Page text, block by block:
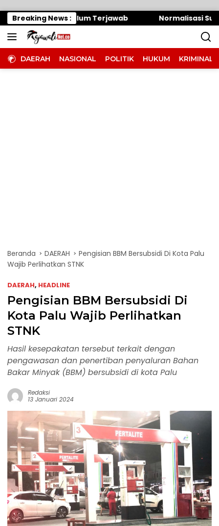
Breaking News :
Panitera Belum Terjawab Normalisasi Sungai
DAERAH NASIONAL POLITIK HUKUM KRIMINAL
Beranda DAERAH
Pengisian BBM Bersubsidi Di Kota Palu
Wajib Perlihatkan STNK
DAERAH, HEADLINE
Pengisian BBM Bersubsidi Di
Kota Palu Wajib Perlihatkan
STNK
Hasil kesepakatan tersebut terkait dengan
pengawasan dan penertiban penyaluran Bahan
Bakar Minyak (BBM) bersubsidi di kota Palu
Redaksi
13 Januari 2024